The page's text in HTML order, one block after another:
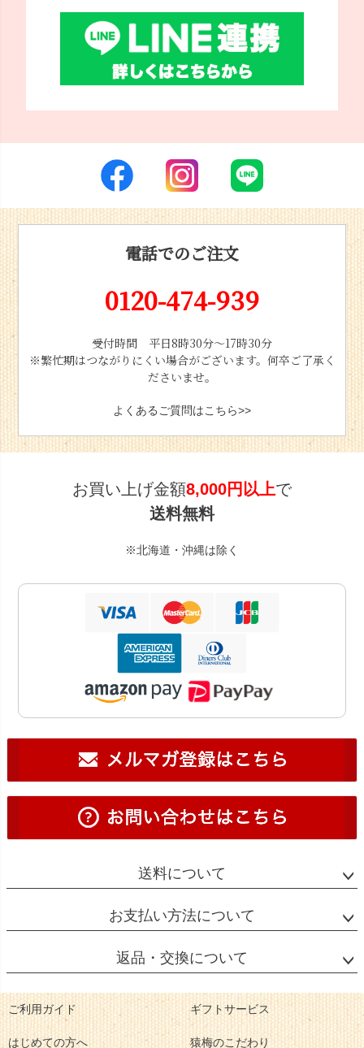
電話でのご注文
0120-474-939
受付時間 平日8時30分〜17時30分
※繁忙期はつながりにくい場合がございます。何卒ご了承く
ださいませ。
よくあるご質問はこちら>>
お買い上げ金額8,000円以上で
送料無料
※北海道・沖縄は除く
送料について
お支払い方法について
返品・交換について
ご利用ガイド ギフトサービス
はじめての方へ 猿梅のこだわり